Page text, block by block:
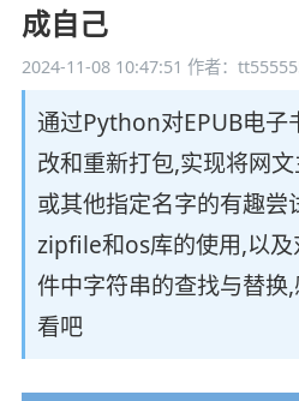
成自己
2024-11-08 10:47:51 作者：
通过Python对EPUB电子
改和重新打包,实现将网
或其他指定名字的有趣尝
zipfile和os库的使用,以
件中字符串的查找与替换
看吧